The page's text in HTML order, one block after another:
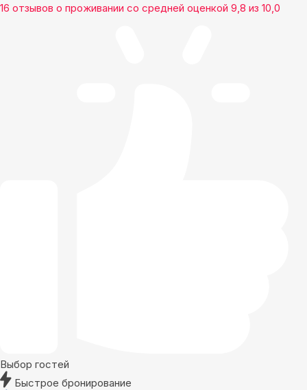
16 отзывов о проживании со средней оценкой 9,8 из 10,0
Выбор гостей
Быстрое бронирование